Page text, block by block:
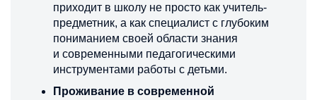
приходит в школу не просто как учитель-
предметник, а как специалист с глубоким
пониманием своей области знания
и современными педагогическими
инструментами работы с детьми.
Проживание в современной